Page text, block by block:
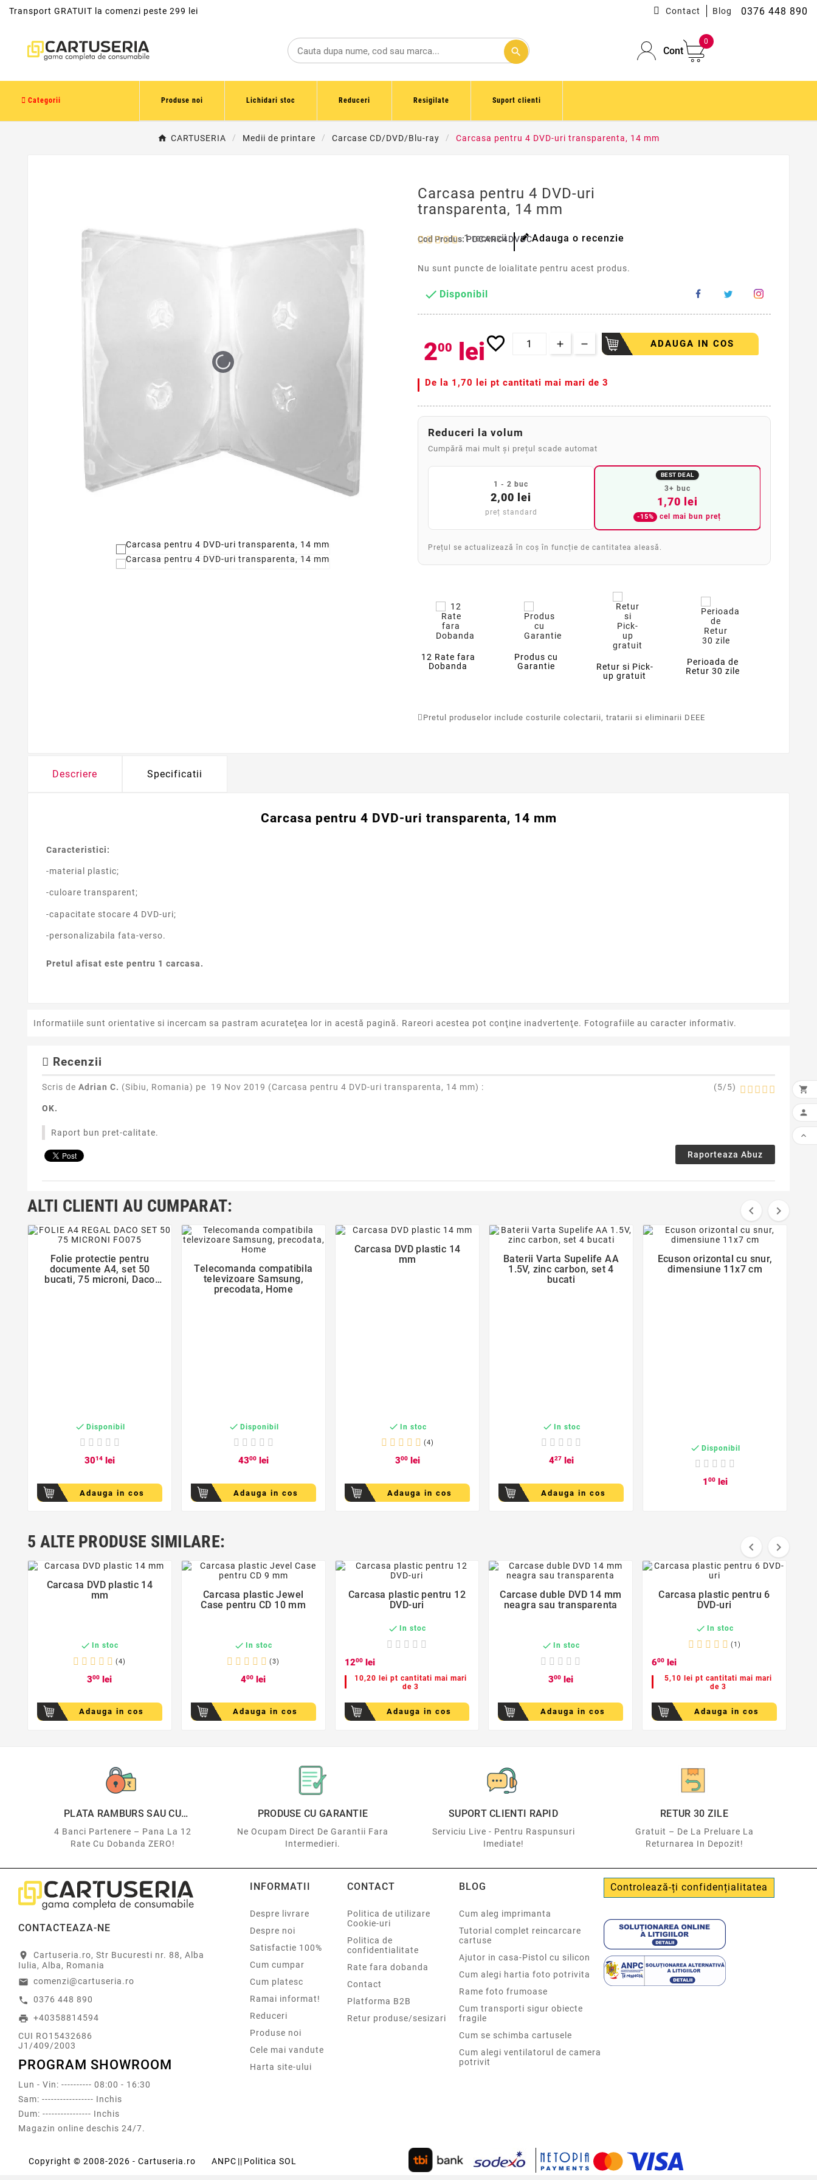
0376 448 890
Transport GRATUIT la comenzi peste 299 lei Contact Blog
search Cont
0
Categorii Produse noi Lichidari stoc Reduceri Resigilate Suport clienti
CARTUSERIA Medii de printare Carcase CD/DVD/Blu-ray Carcasa pentru 4 DVD-uri transparenta, 14 mm
Carcasa pentru 4 DVD-uri
transparenta, 14 mm
Cod Produs:PDCARC4DVDCLEAR
1recenzii Adauga o recenzie
Nu sunt puncte de loialitate pentru acest produs.
 Disponibil
200 leifavorite_border ADAUGA IN COS
De la 1,70 lei pt cantitati mai mari de 3
Reduceri la volum
Cumpără mai mult și prețul scade automat
1 - 2 buc
2,00 lei
preț standard
BEST DEAL
3+ buc
1,70 lei
-15% cel mai bun preț
Prețul se actualizează în coș în funcție de cantitatea aleasă.
12 Rate fara
Dobanda
Produs cu
Garantie
Retur si Pick-
up gratuit
Perioada de
Retur 30 zile
Pretul produselor include costurile colectarii, tratarii si eliminarii DEEE
Descriere Specificatii
Carcasa pentru 4 DVD-uri transparenta, 14 mm
Caracteristici:
-material plastic;
-culoare transparent;
-capacitate stocare 4 DVD-uri;
-personalizabila fata-verso.
Pretul afisat este pentru 1 carcasa.
Informatiile sunt orientative si incercam sa pastram acurateţea lor in acestă pagină. Rareori acestea pot conţine inadvertenţe. Fotografiile au caracter informativ.
Recenzii
Scris de Adrian C. (Sibiu, Romania) pe 19 Nov 2019 (Carcasa pentru 4 DVD-uri transparenta, 14 mm) : (5/5)
OK.
Raport bun pret-calitate.
Raporteaza Abuz
ALTI CLIENTI AU CUMPARAT:  

favorite_border
Folie protectie pentru
documente A4, set 50
bucati, 75 microni, Daco
 Disponibil
3014 lei
Adauga in cos

favorite_border
Telecomanda compatibila
televizoare Samsung,
precodata, Home
 Disponibil
4300 lei
Adauga in cos

Carcasa DVD plastic 14
mm
 In stoc
(4)
300lei
Adauga in cos

favorite_border
Baterii Varta Supelife AA
1.5V, zinc carbon, set 4
bucati
 In stoc
427lei
Adauga in cos

favorite_border
Ecuson orizontal cu snur,
dimensiune 11x7 cm
 Disponibil
100lei
5 ALTE PRODUSE SIMILARE:  

Carcasa DVD plastic 14
mm
 In stoc
(4)
300 lei
Adauga in cos

favorite_border
Carcasa plastic Jewel
Case pentru CD 10 mm
 In stoc
(3)
400 lei
Adauga in cos

favorite_border
Carcasa plastic pentru 12
DVD-uri
 In stoc
1200lei
10,20 lei pt cantitati mai mari
de 3
Adauga in cos

favorite_border
Carcase duble DVD 14 mm
neagra sau transparenta
 In stoc
300lei
Adauga in cos

favorite_border
Carcasa plastic pentru 6
DVD-uri
 In stoc
(1)
600 lei
5,10 lei pt cantitati mai mari
de 3
Adauga in cos
PLATA RAMBURS SAU CU
4 Banci Partenere – Pana La 12
Rate Cu Dobanda ZERO!
PRODUSE CU GARANTIE
Ne Ocupam Direct De Garantii Fara
Intermedieri.
SUPORT CLIENTI RAPID
Serviciu Live - Pentru Raspunsuri
Imediate!
RETUR 30 ZILE
Gratuit – De La Preluare La
Returnarea In Depozit!
CONTACTEAZA-NE
location_on
Cartuseria.ro, Str Bucuresti nr. 88, Alba
Iulia, Alba, Romania
email comenzi@cartuseria.ro
call 0376 448 890
print +40358814594
CUI RO15432686
J1/409/2003
PROGRAM SHOWROOM
Lun - Vin: ---------- 08:00 - 16:30
Sam: ----------------- Inchis
Dum: ---------------- Inchis
Magazin online deschis 24/7.
INFORMATII
Despre livrare
Despre noi
Satisfactie 100%
Cum cumpar
Cum platesc
Ramai informat!
Reduceri
Produse noi
Cele mai vandute
Harta site-ului
CONTACT
Politica de utilizare
Cookie-uri
Politica de
confidentialitate
Rate fara dobanda
Contact
Platforma B2B
Retur produse/sesizari
BLOG
Cum aleg imprimanta
Tutorial complet reincarcare
cartuse
Ajutor in casa-Pistol cu silicon
Cum alegi hartia foto potrivita
Rame foto frumoase
Cum transporti sigur obiecte
fragile
Cum se schimba cartusele
Cum alegi ventilatorul de camera
potrivit
Controlează-ți confidențialitatea



Copyright © 2008-2026 - Cartuseria.ro ANPC || Politica SOL